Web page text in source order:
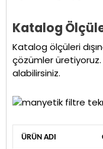
Katalog
Katalog ölçüleri
çözümler
alabilirsiniz.
ÜRÜN ADI